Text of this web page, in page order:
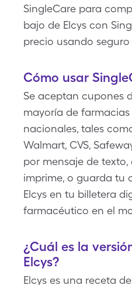
SingleCare para
bajo de Elcys con
precio usando
Cómo usar
Se aceptan cupones
mayoría de
nacionales, tales
Walmart, CVS,
por mensaje de
imprime, o guarda tu
Elcys en tu billetera
farmacéutico en el
¿Cuál es la
Elcys?
Elcys es una receta